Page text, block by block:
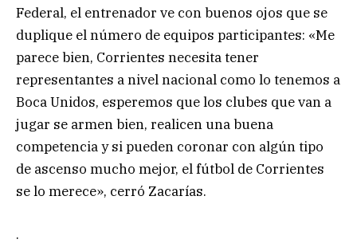
Federal, el entrenador ve con buenos ojos que se
duplique el número de equipos participantes: «Me
parece bien, Corrientes necesita tener
representantes a nivel nacional como lo tenemos a
Boca Unidos, esperemos que los clubes que van a
jugar se armen bien, realicen una buena
competencia y si pueden coronar con algún tipo
de ascenso mucho mejor, el fútbol de Corrientes
se lo merece», cerró Zacarías.
.